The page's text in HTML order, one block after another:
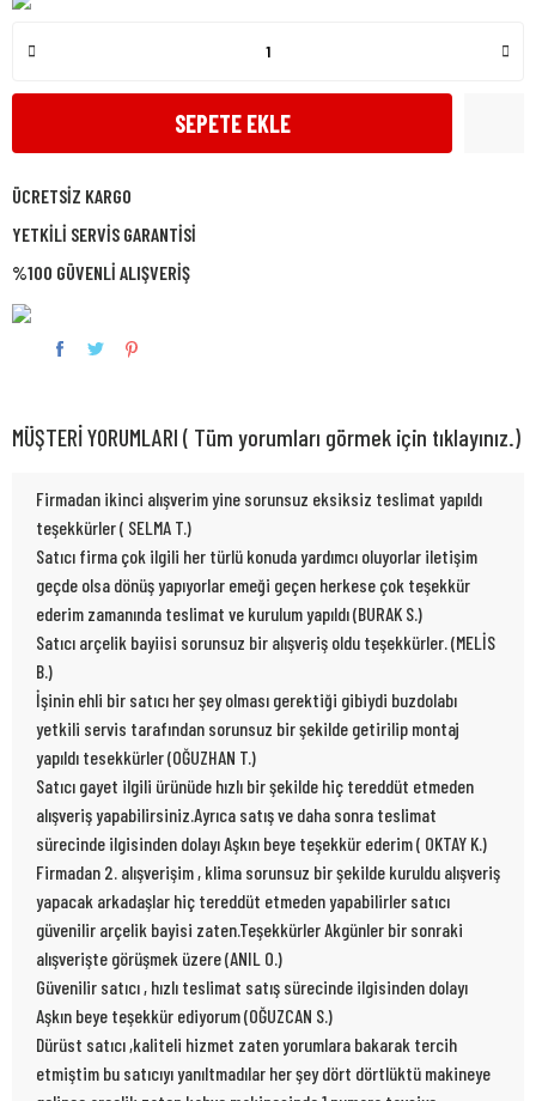
SEPETE EKLE
ÜCRETSİZ KARGO
YETKİLİ SERVİS GARANTİSİ
%100 GÜVENLİ ALIŞVERİŞ
MÜŞTERİ YORUMLARI ( Tüm yorumları görmek için tıklayınız.)
Firmadan ikinci alışverim yine sorunsuz eksiksiz teslimat yapıldı
teşekkürler ( SELMA T.)
Satıcı firma çok ilgili her türlü konuda yardımcı oluyorlar iletişim
geçde olsa dönüş yapıyorlar emeği geçen herkese çok teşekkür
ederim zamanında teslimat ve kurulum yapıldı (BURAK S.)
Satıcı arçelik bayiisi sorunsuz bir alışveriş oldu teşekkürler. (MELİS
B.)
İşinin ehli bir satıcı her şey olması gerektiği gibiydi buzdolabı
yetkili servis tarafından sorunsuz bir şekilde getirilip montaj
yapıldı tesekkürler (OĞUZHAN T.)
Satıcı gayet ilgili ürünüde hızlı bir şekilde hiç tereddüt etmeden
alışveriş yapabilirsiniz.Ayrıca satış ve daha sonra teslimat
sürecinde ilgisinden dolayı Aşkın beye teşekkür ederim ( OKTAY K.)
Firmadan 2. alışverişim , klima sorunsuz bir şekilde kuruldu alışveriş
yapacak arkadaşlar hiç tereddüt etmeden yapabilirler satıcı
güvenilir arçelik bayisi zaten.Teşekkürler Akgünler bir sonraki
alışverişte görüşmek üzere (ANIL O.)
Güvenilir satıcı , hızlı teslimat satış sürecinde ilgisinden dolayı
Aşkın beye teşekkür ediyorum (OĞUZCAN S.)
Dürüst satıcı ,kaliteli hizmet zaten yorumlara bakarak tercih
etmiştim bu satıcıyı yanıltmadılar her şey dört dörtlüktü makineye